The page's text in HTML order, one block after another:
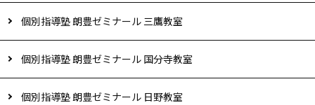
個別指導塾 朗豊ゼミナール 三鷹教室
個別指導塾 朗豊ゼミナール 国分寺教室
個別指導塾 朗豊ゼミナール 日野教室